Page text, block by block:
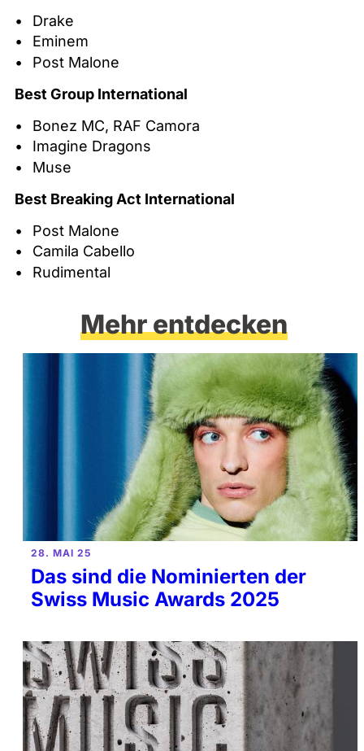
Drake
Eminem
Post Malone
Best Group International
Bonez MC, RAF Camora
Imagine Dragons
Muse
Best Breaking Act International
Post Malone
Camila Cabello
Rudimental
Mehr entdecken
28. MAI 25
Das sind die Nominierten der
Swiss Music Awards 2025